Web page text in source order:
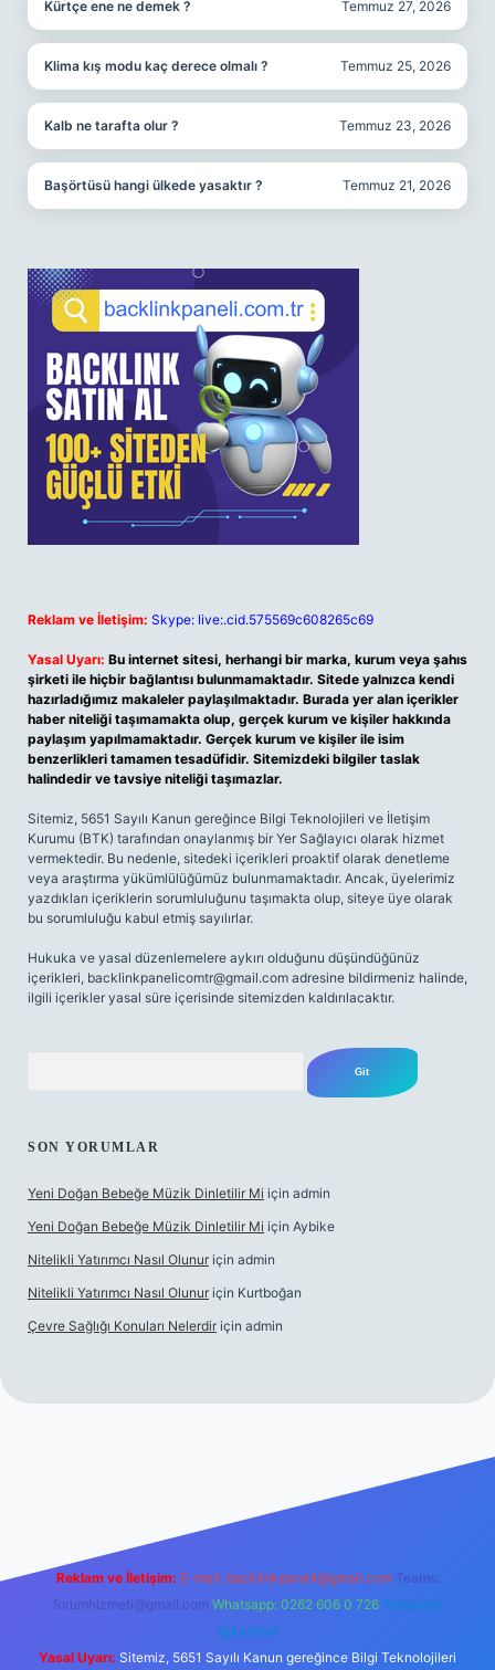
Kürtçe ene ne demek ? Temmuz 27, 2026
Klima kış modu kaç derece olmalı ? Temmuz 25, 2026
Kalb ne tarafta olur ? Temmuz 23, 2026
Başörtüsü hangi ülkede yasaktır ? Temmuz 21, 2026
Reklam ve İletişim: Skype: live:.cid.575569c608265c69
Yasal Uyarı: Bu internet sitesi, herhangi bir marka, kurum veya şahıs
şirketi ile hiçbir bağlantısı bulunmamaktadır. Sitede yalnızca kendi
hazırladığımız makaleler paylaşılmaktadır. Burada yer alan içerikler
haber niteliği taşımamakta olup, gerçek kurum ve kişiler hakkında
paylaşım yapılmamaktadır. Gerçek kurum ve kişiler ile isim
benzerlikleri tamamen tesadüfidir. Sitemizdeki bilgiler taslak
halindedir ve tavsiye niteliği taşımazlar.
Sitemiz, 5651 Sayılı Kanun gereğince Bilgi Teknolojileri ve İletişim
Kurumu (BTK) tarafından onaylanmış bir Yer Sağlayıcı olarak hizmet
vermektedir. Bu nedenle, sitedeki içerikleri proaktif olarak denetleme
veya araştırma yükümlülüğümüz bulunmamaktadır. Ancak, üyelerimiz
yazdıkları içeriklerin sorumluluğunu taşımakta olup, siteye üye olarak
bu sorumluluğu kabul etmiş sayılırlar.
Hukuka ve yasal düzenlemelere aykırı olduğunu düşündüğünüz
içerikleri, backlinkpanelicomtr@gmail.com adresine bildirmeniz halinde,
ilgili içerikler yasal süre içerisinde sitemizden kaldırılacaktır.
SON YORUMLAR
Yeni Doğan Bebeğe Müzik Dinletilir Mi için admin
Yeni Doğan Bebeğe Müzik Dinletilir Mi için Aybike
Nitelikli Yatırımcı Nasıl Olunur için admin
Nitelikli Yatırımcı Nasıl Olunur için Kurtboğan
Çevre Sağlığı Konuları Nelerdir için admin
Reklam ve İletişim: E-mail: backlinkpaneli@gmail.com Teams:
forumhizmeti@gmail.com Whatsapp: 0262 606 0 726 Telegram:
@karabul
Yasal Uyarı: Sitemiz, 5651 Sayılı Kanun gereğince Bilgi Teknolojileri